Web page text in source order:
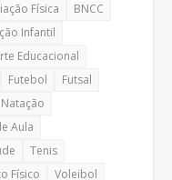
Física
BNCC
Infantil
Educacional
Futebol
Futsal
Natação
Aula
Tenis
Físico Voleibol